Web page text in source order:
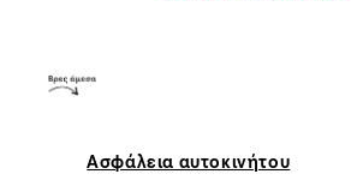
Ασφάλεια αυτοκινήτου